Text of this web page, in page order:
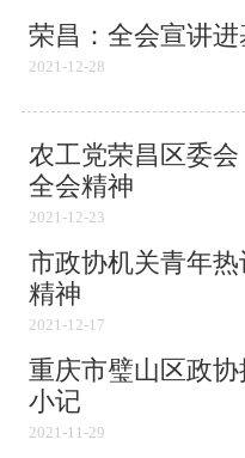
荣昌：全会宣讲进
2021-12-28
农工党荣昌区委
全会精神
2021-12-23
市政协机关青年
精神
2021-12-17
重庆市璧山区政
小记
2021-11-29